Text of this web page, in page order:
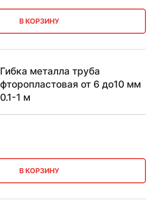
В КОРЗИНУ
Гибка металла труба
фторопластовая от 6 до10 мм
0.1-1 м
В КОРЗИНУ